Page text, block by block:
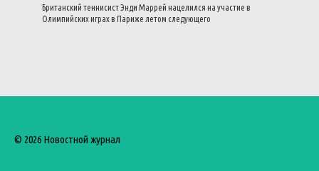
Британский теннисист Энди Маррей нацелился на участие в
Олимпийских играх в Париже летом следующего
© 2026 Новостной журнал